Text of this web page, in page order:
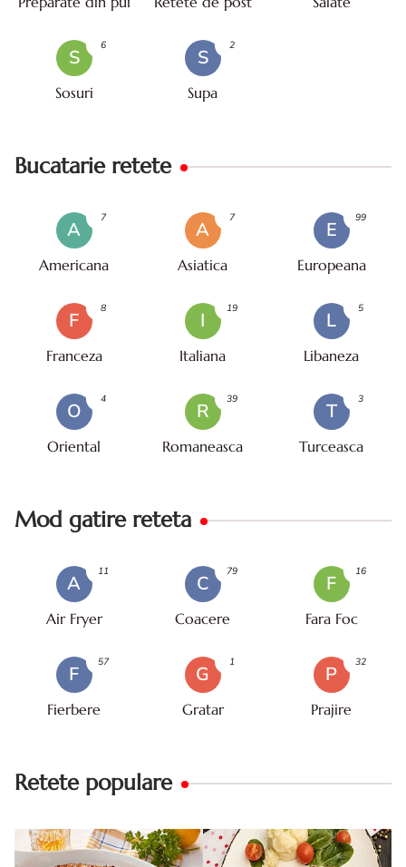
S
Sosuri
6
S
Supa
2
Bucatarie retete
A
Americana
7
A
Asiatica
7
E
Europeana
99
F
Franceza
8
I
Italiana
19
L
Libaneza
5
O
Oriental
4
R
Romaneasca
39
T
Turceasca
3
Mod gatire reteta
A
Air Fryer
11
C
Coacere
79
F
Fara Foc
16
F
Fierbere
57
G
Gratar
1
P
Prajire
32
Retete populare